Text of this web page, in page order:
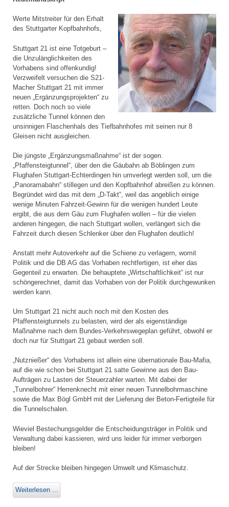
Werte Mitstreiter für den Erhalt
des Stuttgarter Kopfbahnhofs,
Stuttgart 21 ist eine Totgeburt –
die Unzulänglichkeiten des
Vorhabens sind offenkundig!
Verzweifelt versuchen die S21-
Macher Stuttgart 21 mit immer
neuen „Ergänzungsprojekten“ zu
retten. Doch noch so viele
zusätzliche Tunnel können den
unsinnigen Flaschenhals des Tiefbahnhofes mit seinen nur 8
Gleisen nicht ausgleichen.
Die jüngste „Ergänzungsmaßnahme“ ist der sogen.
„Pfaffensteigtunnel“, über den die Gäubahn ab Böblingen zum
Flughafen Stuttgart-Echterdingen hin umverlegt werden soll, um die
„Panoramabahn“ stillegen und den Kopfbahnhof abreißen zu können.
Begründet wird das mit dem „D-Takt“, weil das angeblich einige
wenige Minuten Fahrzeit-Gewinn für die wenigen hundert Leute
ergibt, die aus dem Gäu zum Flughafen wollen – für die vielen
anderen hingegen, die nach Stuttgart wollen, verlängert sich die
Fahrzeit durch diesen Schlenker über den Flughafen deutlich!
Anstatt mehr Autoverkehr auf die Schiene zu verlagern, womit
Politik und die DB AG das Vorhaben rechtfertigen, ist eher das
Gegenteil zu erwarten. Die behauptete „Wirtschaftlichkeit“ ist nur
schöngerechnet, damit das Vorhaben von der Politik durchgewunken
werden kann.
Um Stuttgart 21 nicht auch noch mit den Kosten des
Pfaffensteigtunnels zu belasten, wird der als eigenständige
Maßnahme nach dem Bundes-Verkehrswegeplan geführt, obwohl er
doch nur für Stuttgart 21 gebaut werden soll.
„Nutznießer“ des Vorhabens ist allein eine übernationale Bau-Mafia,
auf die wie schon bei Stuttgart 21 satte Gewinne aus den Bau-
Aufträgen zu Lasten der Steuerzahler warten. Mit dabei der
„Tunnelbohrer“ Herrenknecht mit einer neuen Tunnelbohrmaschine
sowie die Max Bögl GmbH mit der Lieferung der Beton-Fertigteile für
die Tunnelschalen.
Wieviel Bestechungsgelder die Entscheidungsträger in Politik und
Verwaltung dabei kassieren, wird uns leider für immer verborgen
bleiben!
Auf der Strecke bleiben hingegen Umwelt und Klimaschutz.
Weiterlesen ...